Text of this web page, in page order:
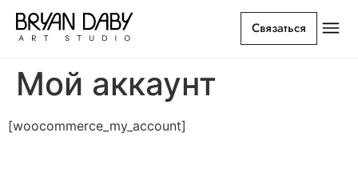
Связаться
Мой аккаунт
[woocommerce_my_account]